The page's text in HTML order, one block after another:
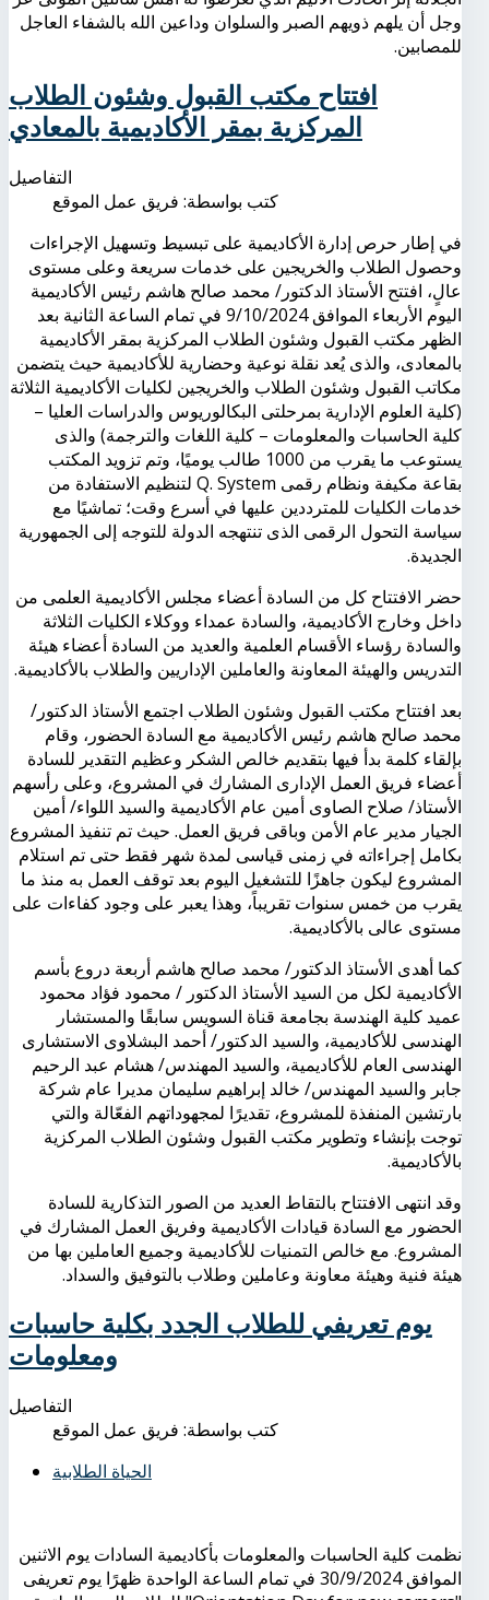
وجل أن يلهم ذويهم الصبر والسلوان وداعين الله بالشفاء العاجل
للمصابين.
افتتاح مكتب القبول وشئون الطلاب
المركزية بمقر الأكاديمية بالمعادي
التفاصيل
كتب بواسطة: فريق عمل الموقع
في إطار حرص إدارة الأكاديمية على تبسيط وتسهيل الإجراءات
وحصول الطلاب والخريجين على خدمات سريعة وعلى مستوى
عالٍ، افتتح الأستاذ الدكتور/ محمد صالح هاشم رئيس الأكاديمية
اليوم الأربعاء الموافق 9/10/2024 في تمام الساعة الثانية بعد
الظهر مكتب القبول وشئون الطلاب المركزية بمقر الأكاديمية
بالمعادى، والذى يُعد نقلة نوعية وحضارية للأكاديمية حيث يتضمن
مكاتب القبول وشئون الطلاب والخريجين لكليات الأكاديمية الثلاثة
(كلية العلوم الإدارية بمرحلتى البكالوريوس والدراسات العليا –
كلية الحاسبات والمعلومات – كلية اللغات والترجمة) والذى
يستوعب ما يقرب من 1000 طالب يوميًا، وتم تزويد المكتب
بقاعة مكيفة ونظام رقمى Q. System لتنظيم الاستفادة من
خدمات الكليات للمترددين عليها في أسرع وقت؛ تماشيًا مع
سياسة التحول الرقمى الذى تنتهجه الدولة للتوجه إلى الجمهورية
الجديدة.
حضر الافتتاح كل من السادة أعضاء مجلس الأكاديمية العلمى من
داخل وخارج الأكاديمية، والسادة عمداء ووكلاء الكليات الثلاثة
والسادة رؤساء الأقسام العلمية والعديد من السادة أعضاء هيئة
التدريس والهيئة المعاونة والعاملين الإداريين والطلاب بالأكاديمية.
بعد افتتاح مكتب القبول وشئون الطلاب اجتمع الأستاذ الدكتور/
محمد صالح هاشم رئيس الأكاديمية مع السادة الحضور، وقام
بإلقاء كلمة بدأ فيها بتقديم خالص الشكر وعظيم التقدير للسادة
أعضاء فريق العمل الإدارى المشارك في المشروع، وعلى رأسهم
الأستاذ/ صلاح الصاوى أمين عام الأكاديمية والسيد اللواء/ أمين
الجيار مدير عام الأمن وباقى فريق العمل. حيث تم تنفيذ المشروع
بكامل إجراءاته في زمنى قياسى لمدة شهر فقط حتى تم استلام
المشروع ليكون جاهزًا للتشغيل اليوم بعد توقف العمل به منذ ما
يقرب من خمس سنوات تقريباً، وهذا يعبر على وجود كفاءات على
مستوى عالى بالأكاديمية.
كما أهدى الأستاذ الدكتور/ محمد صالح هاشم أربعة دروع بأسم
الأكاديمية لكل من السيد الأستاذ الدكتور / محمود فؤاد محمود
عميد كلية الهندسة بجامعة قناة السويس سابقًا والمستشار
الهندسى للأكاديمية، والسيد الدكتور/ أحمد البشلاوى الاستشارى
الهندسى العام للأكاديمية، والسيد المهندس/ هشام عبد الرحيم
جابر والسيد المهندس/ خالد إبراهيم سليمان مديرا عام شركة
بارتشين المنفذة للمشروع، تقديرًا لمجهوداتهم الفعّالة والتي
توجت بإنشاء وتطوير مكتب القبول وشئون الطلاب المركزية
بالأكاديمية.
وقد انتهى الافتتاح بالتقاط العديد من الصور التذكارية للسادة
الحضور مع السادة قيادات الأكاديمية وفريق العمل المشارك في
المشروع. مع خالص التمنيات للأكاديمية وجميع العاملين بها من
هيئة فنية وهيئة معاونة وعاملين وطلاب بالتوفيق والسداد.
يوم تعريفي للطلاب الجدد بكلية حاسبات
ومعلومات
التفاصيل
كتب بواسطة: فريق عمل الموقع
الحياة الطلابية
نظمت كلية الحاسبات والمعلومات بأكاديمية السادات يوم الاثنين
الموافق 30/9/2024 في تمام الساعة الواحدة ظهرًا يوم تعريفى